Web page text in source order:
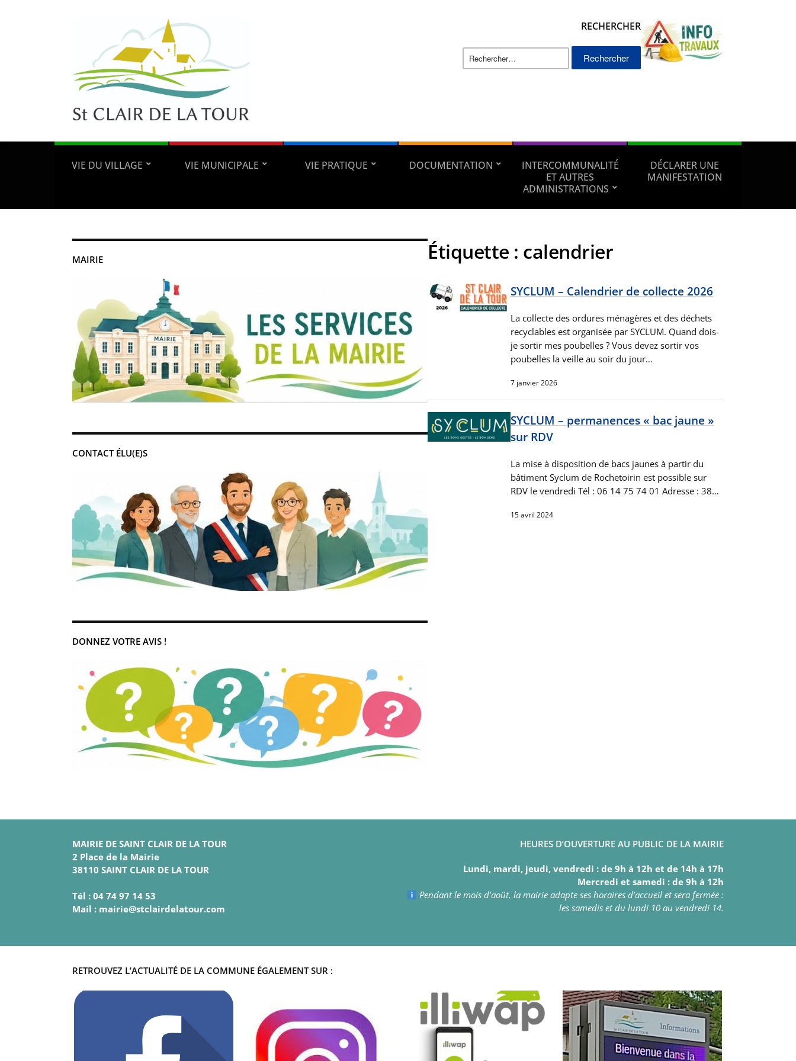
RECHERCHER
Rechercher :
VIE DU VILLAGE VIE MUNICIPALE VIE PRATIQUE DOCUMENTATION
INTERCOMMUNALITÉ
ET AUTRES
ADMINISTRATIONS
DÉCLARER UNE
MANIFESTATION
MAIRIE
CONTACT ÉLU(E)S
DONNEZ VOTRE AVIS !
Étiquette : calendrier
SYCLUM – Calendrier de collecte 2026
La collecte des ordures ménagères et des déchets
recyclables est organisée par SYCLUM. Quand dois-
je sortir mes poubelles ? Vous devez sortir vos
poubelles la veille au soir du jour…
7 janvier 2026
SYCLUM – permanences « bac jaune »
sur RDV
La mise à disposition de bacs jaunes à partir du
bâtiment Syclum de Rochetoirin est possible sur
RDV le vendredi Tél : 06 14 75 74 01 Adresse : 38…
15 avril 2024
MAIRIE DE SAINT CLAIR DE LA TOUR
2 Place de la Mairie
38110 SAINT CLAIR DE LA TOUR
Tél : 04 74 97 14 53
Mail : mairie@stclairdelatour.com
HEURES D’OUVERTURE AU PUBLIC DE LA MAIRIE
Lundi, mardi, jeudi, vendredi : de 9h à 12h et de 14h à 17h
Mercredi et samedi : de 9h à 12h
Pendant le mois d’août, la mairie adapte ses horaires d’accueil et sera fermée :
les samedis et du lundi 10 au vendredi 14.
RETROUVEZ L’ACTUALITÉ DE LA COMMUNE ÉGALEMENT SUR :